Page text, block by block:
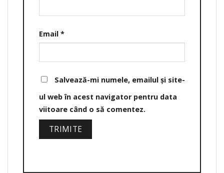
Email *
Salvează-mi numele, emailul și site-
ul web în acest navigator pentru data
viitoare când o să comentez.